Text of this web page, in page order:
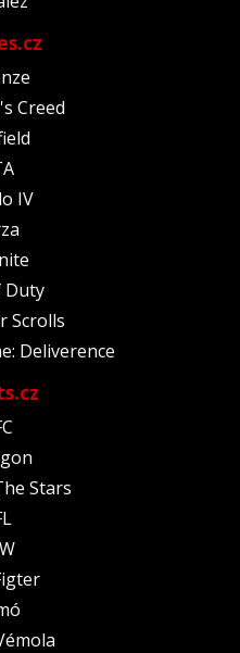
Creed
IV
Duty
Scrolls
Deliverence
Stars